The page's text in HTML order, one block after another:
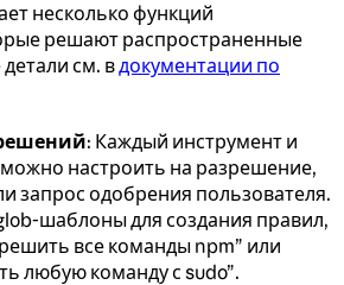
несколько функций
решают распространенные
см. вдокументации по
: Каждый инструмент и
настроить на разрешение,
запрос одобрения пользователя.
шаблоны для создания правил,
все команды npm” или
любую команду с sudo”.